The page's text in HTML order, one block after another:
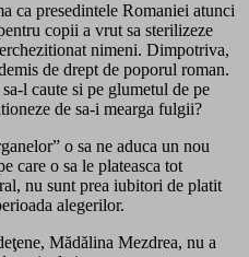
ca presedintele Romaniei atunci
copii a vrut sa sterilizeze
nimeni. Dimpotriva,
de drept de poporul roman.
l caute si pe glumetul de pe
de sa-i mearga fulgii?
o sa ne aduca un nou
care o sa le plateasca tot
nu sunt prea iubitori de platit
alegerilor.
Mădălina Mezdrea, nu a